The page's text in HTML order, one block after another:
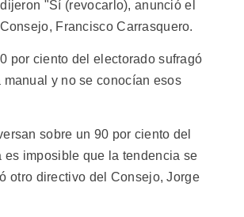
"Sí (revocarlo), anunció el
Francisco Carrasquero.
por ciento del electorado sufragó
manual y no se conocían esos
sobre un 90 por ciento del
es imposible que la tendencia se
otro directivo del Consejo, Jorge